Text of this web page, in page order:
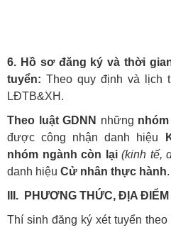
6. Hồ sơ đăng ký và thời
tuyển: Theo quy định và lịch
LĐTB&XH.
Theo luật GDNN những
được công nhận danh hiệu
nhóm ngành còn lại (kinh tế,
danh hiệu Cử nhân thực hành.
III. PHƯƠNG THỨC, ĐỊA
Thí sinh đăng ký xét tuyển